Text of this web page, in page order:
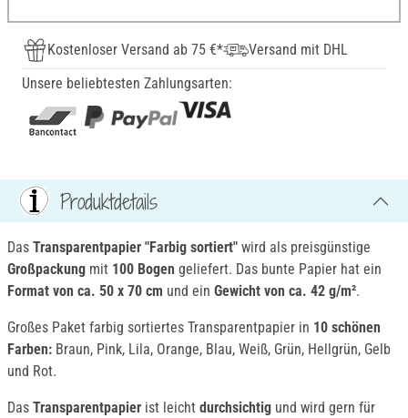
Kostenloser Versand ab 75 €*
Versand mit DHL
Unsere beliebtesten Zahlungsarten:
Produktdetails
Das Transparentpapier "Farbig sortiert" wird als preisgünstige
Großpackung mit 100 Bogen geliefert. Das bunte Papier hat ein
Format von ca. 50 x 70 cm und ein Gewicht von ca. 42 g/m².
Großes Paket farbig sortiertes Transparentpapier in 10 schönen
Farben: Braun, Pink, Lila, Orange, Blau, Weiß, Grün, Hellgrün, Gelb
und Rot.
Das Transparentpapier ist leicht durchsichtig und wird gern für